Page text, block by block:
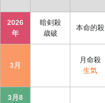
2026
年
暗剣殺
歳破
本命的殺
3月
月命殺
生気
3月8